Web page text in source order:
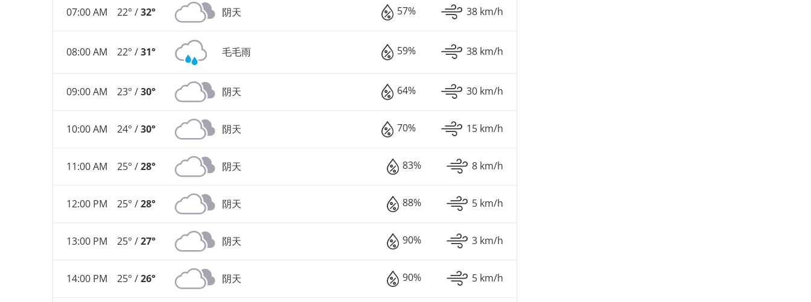
07:00 AM 22° /32° 阴天 57% 38 km/h
08:00 AM 22° /31° 毛毛雨 59% 38 km/h
09:00 AM 23° /30° 阴天 64% 30 km/h
10:00 AM 24° /30° 阴天 70% 15 km/h
11:00 AM 25° /28° 阴天 83% 8 km/h
12:00 PM 25° /28° 阴天 88% 5 km/h
13:00 PM 25° /27° 阴天 90% 3 km/h
14:00 PM 25° /26° 阴天 90% 5 km/h